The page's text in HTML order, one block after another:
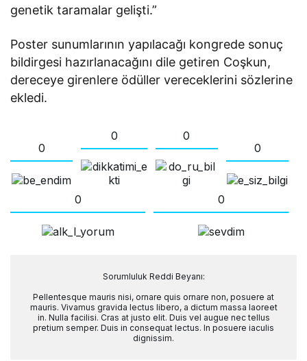
genetik taramalar gelişti.”
Poster sunumlarının yapılacağı kongrede sonuç
bildirgesi hazırlanacağını dile getiren Coşkun,
dereceye girenlere ödüller vereceklerini sözlerine
ekledi.
0
0
0
0
0 0
Sorumluluk Reddi Beyanı:
Pellentesque mauris nisi, ornare quis ornare non, posuere at
mauris. Vivamus gravida lectus libero, a dictum massa laoreet
in. Nulla facilisi. Cras at justo elit. Duis vel augue nec tellus
pretium semper. Duis in consequat lectus. In posuere iaculis
dignissim.